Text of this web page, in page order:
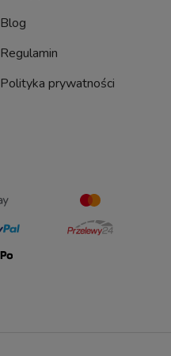
Blog
Regulamin
Polityka prywatności